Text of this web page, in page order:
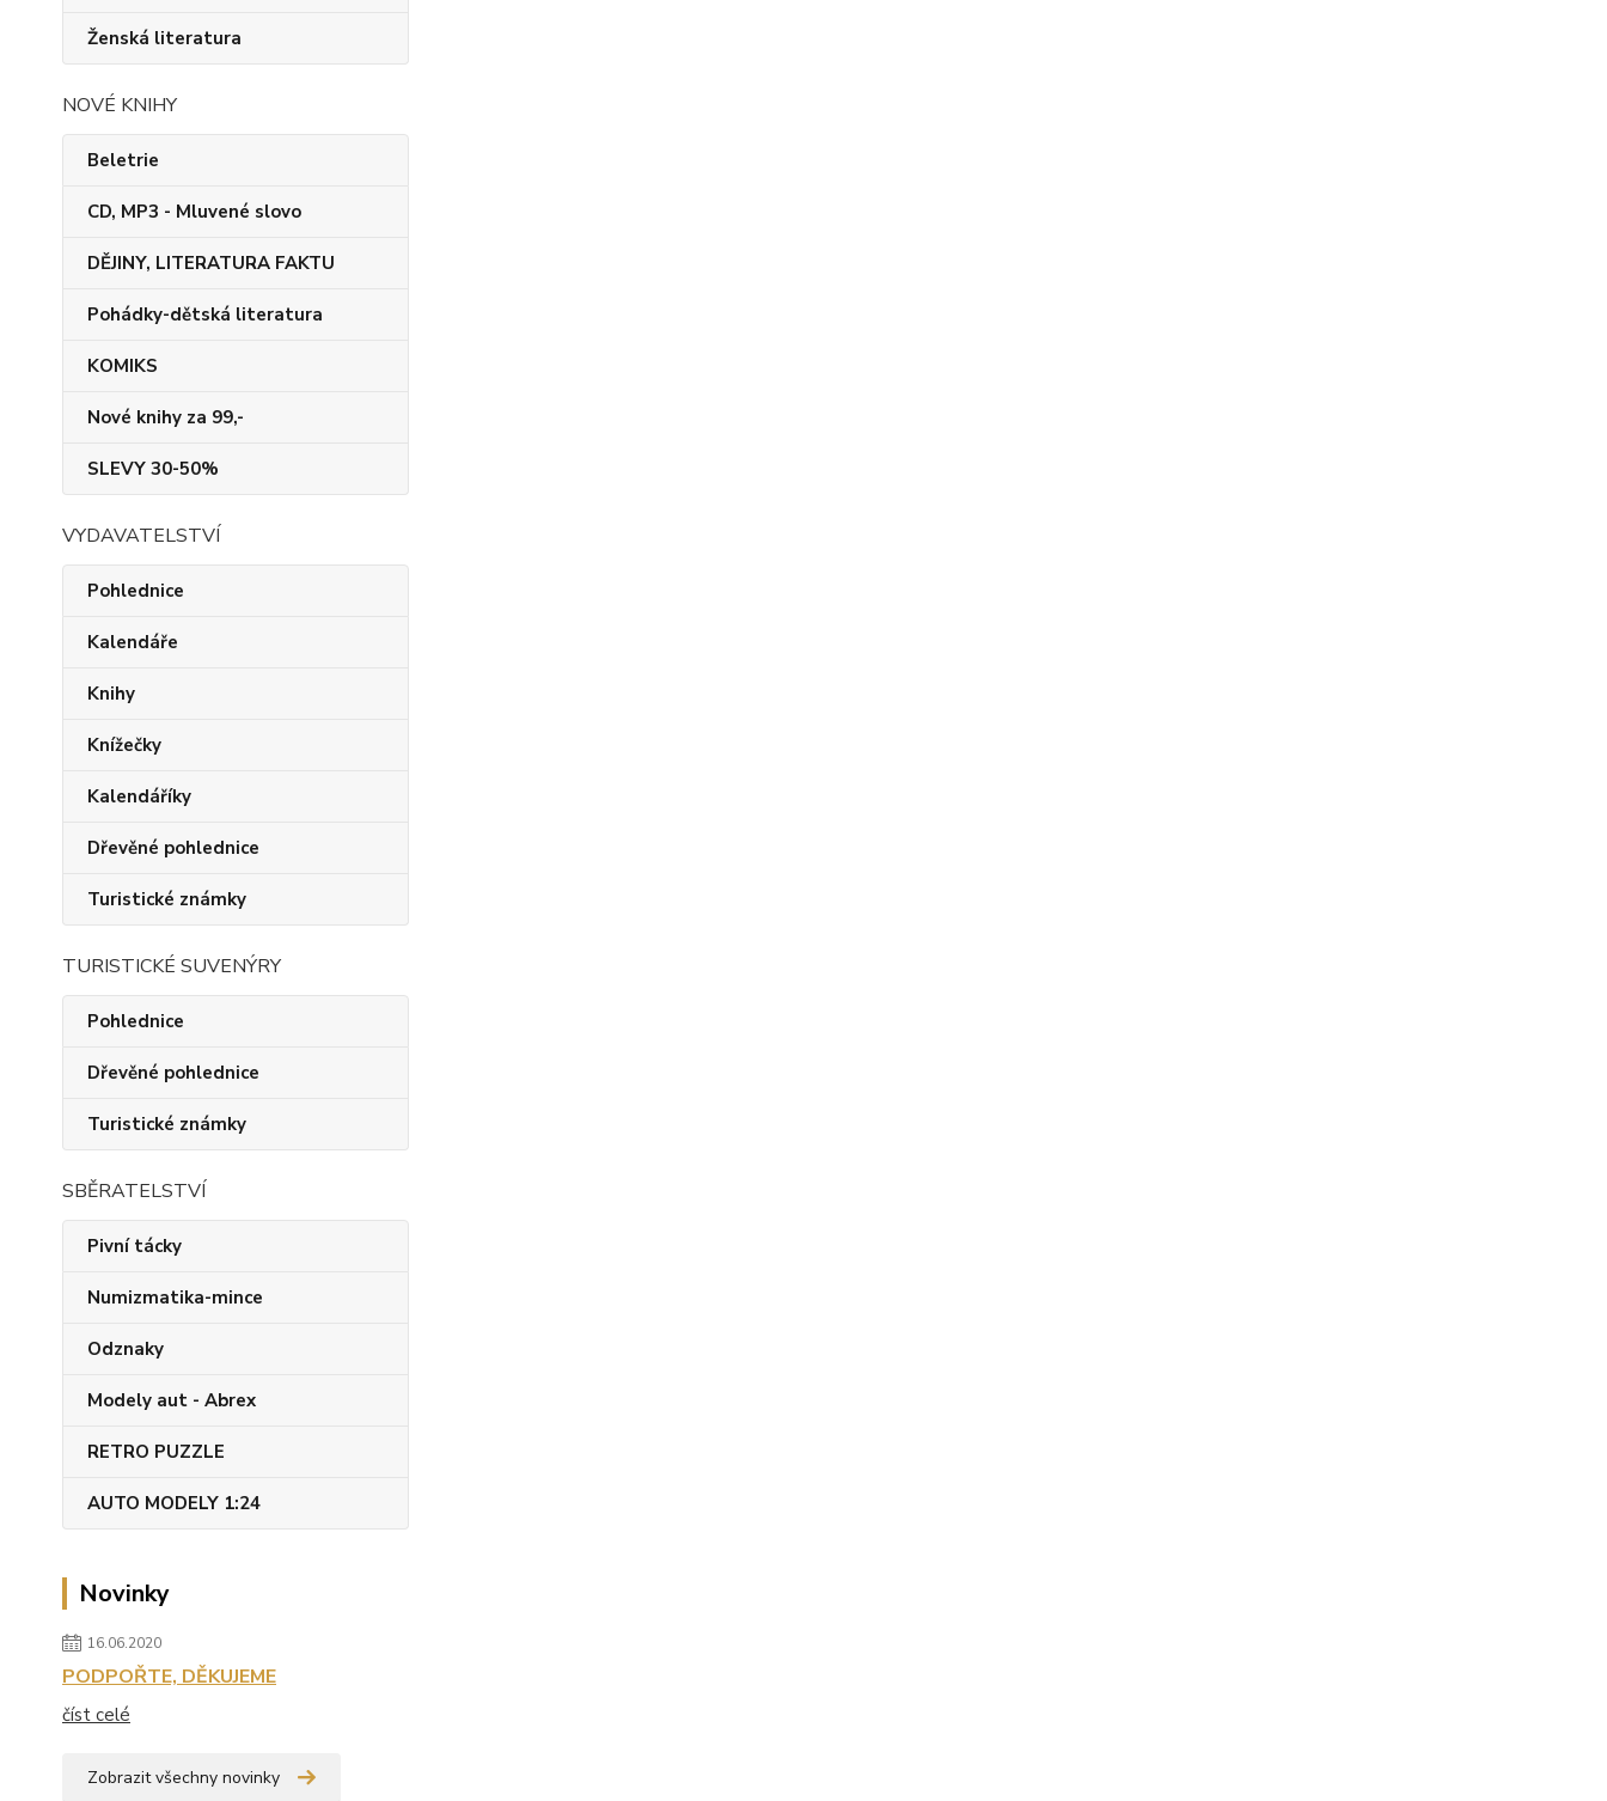
Ženská literatura
NOVÉ KNIHY
Beletrie
CD, MP3 - Mluvené slovo
DĚJINY, LITERATURA FAKTU
Pohádky-dětská literatura
KOMIKS
Nové knihy za 99,-
SLEVY 30-50%
VYDAVATELSTVÍ
Pohlednice
Kalendáře
Knihy
Knížečky
Kalendáříky
Dřevěné pohlednice
Turistické známky
TURISTICKÉ SUVENÝRY
Pohlednice
Dřevěné pohlednice
Turistické známky
SBĚRATELSTVÍ
Pivní tácky
Numizmatika-mince
Odznaky
Modely aut - Abrex
RETRO PUZZLE
AUTO MODELY 1:24
Novinky
16.06.2020
PODPOŘTE, DĚKUJEME
číst celé
Zobrazit všechny novinky